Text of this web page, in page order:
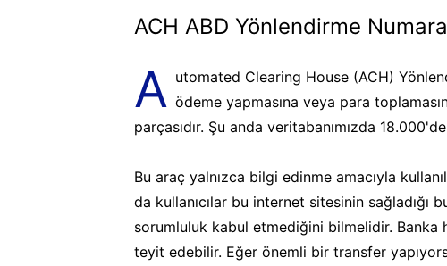
ACH ABD Yönlendirme
A utomated Clearing House (ACH)
ödeme yapmasına veya para
parçasıdır. Şu anda veritabanımızda
Bu araç yalnızca bilgi edinme amacıyla
da kullanıcılar bu internet sitesinin
sorumluluk kabul etmediğini bilmelidir. Banka
teyit edebilir. Eğer önemli bir transfer